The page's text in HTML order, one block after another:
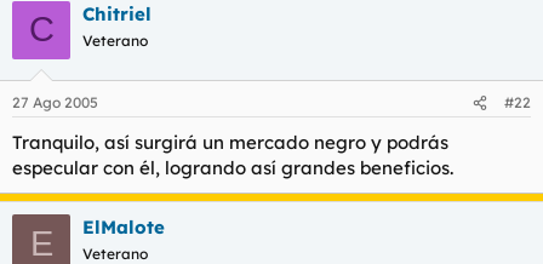
C Chitriel
Veterano
27 Ago 2005 #22
Tranquilo, así surgirá un mercado negro y podrás
especular con él, logrando así grandes beneficios.
E ElMalote
Veterano